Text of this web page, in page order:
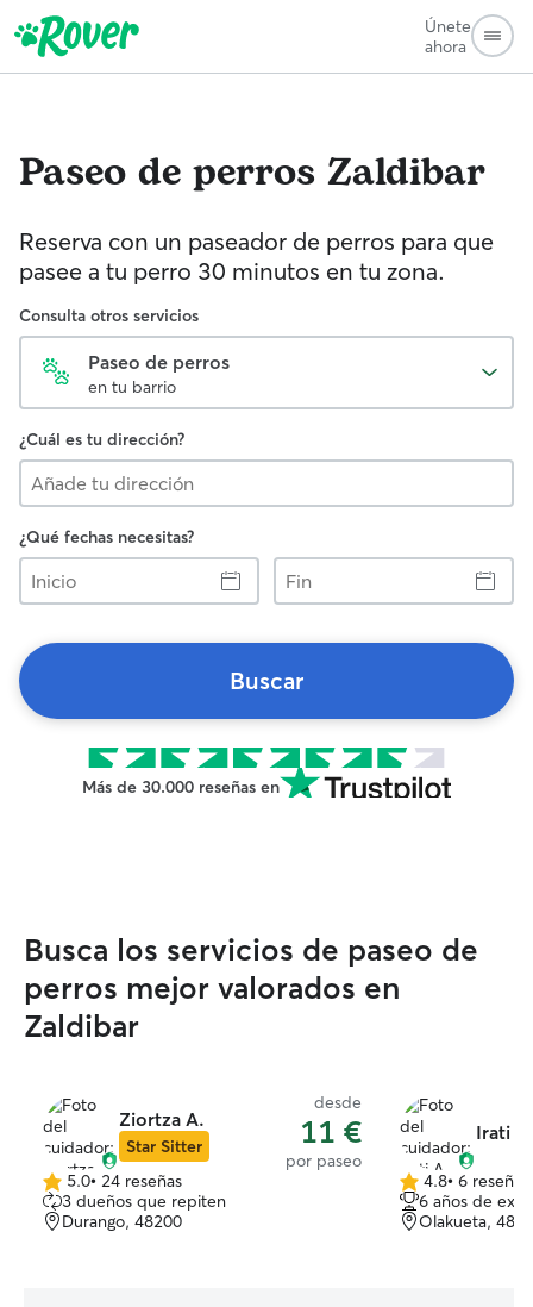
Únete
ahora
Paseo de perros Zaldibar
Reserva con un paseador de perros para que
pasee a tu perro 30 minutos en tu zona.
Consulta otros servicios
Paseo de perros
en tu barrio
¿Cuál es tu dirección?
¿Qué fechas necesitas?
Inicio
Fin
Buscar
Más de 30.000 reseñas en
Busca los servicios de paseo de
perros mejor valorados en
Zaldibar
Ziortza A.
Star Sitter
desde
11 €
por paseo
5.0
de
5
5.0• 24 reseñas
3 dueños que repiten
Durango, 48200
Irati A.
4.8
de
5
4.8• 6 reseñas
6 años de
Olakueta,